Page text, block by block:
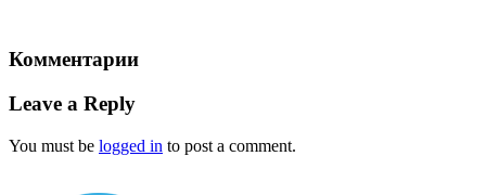
Комментарии
Leave a Reply
You must be logged in to post a comment.